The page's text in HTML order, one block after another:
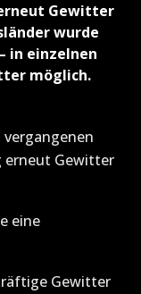
Gewitter
wurde
in einzelnen
möglich.
erneut Gewitter
eine
Gewitter